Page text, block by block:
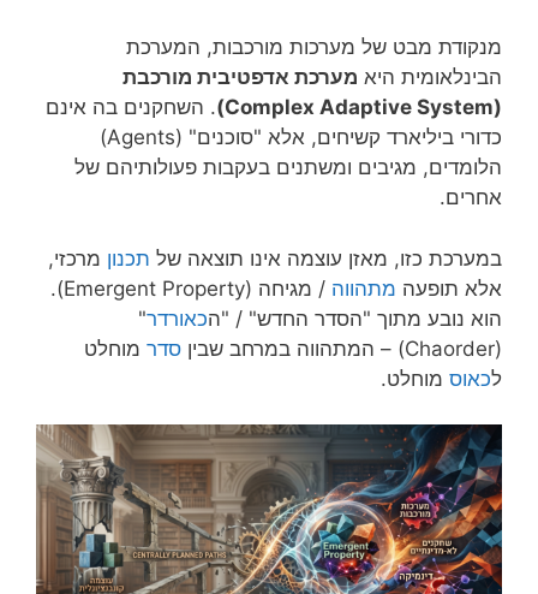
מנקודת מבט של מערכות מורכבות, המערכת
הבינלאומית היא מערכת אדפטיבית מורכבת
(Complex Adaptive System)
. השחקנים בה אינם
כדורי ביליארד קשיחים, אלא "סוכנים" (Agents)
הלומדים, מגיבים ומשתנים בעקבות פעולותיהם של
אחרים.
במערכת כזו, מאזן עוצמה אינו תוצאה של תכנון מרכזי,
אלא תופעה מתהווה
/ מגיחה (Emergent Property).
הוא נובע מתוך "הסדר החדש" / "הכאורדר"
(Chaorder) – המתהווה במרחב שבין
סדר מוחלט
לכאוס מוחלט.